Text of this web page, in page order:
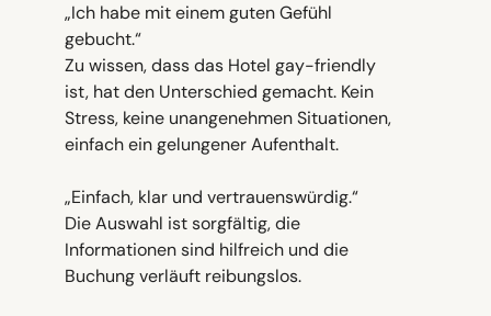
„Ich habe mit einem guten Gefühl
gebucht.“
Zu wissen, dass das Hotel gay-friendly
ist, hat den Unterschied gemacht. Kein
Stress, keine unangenehmen Situationen,
einfach ein gelungener Aufenthalt.
„Einfach, klar und vertrauenswürdig.“
Die Auswahl ist sorgfältig, die
Informationen sind hilfreich und die
Buchung verläuft reibungslos.